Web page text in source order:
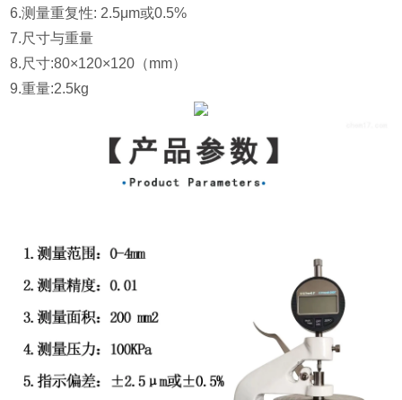
6.测量重复性: 2.5μm或0.5%
7.尺寸与重量
8.尺寸:80×120×120（mm）
9.重量:2.5kg